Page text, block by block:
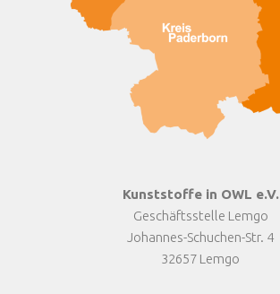
Kunststoffe in OWL e.V.
Geschäftsstelle Lemgo
Johannes-Schuchen-Str. 4
32657 Lemgo